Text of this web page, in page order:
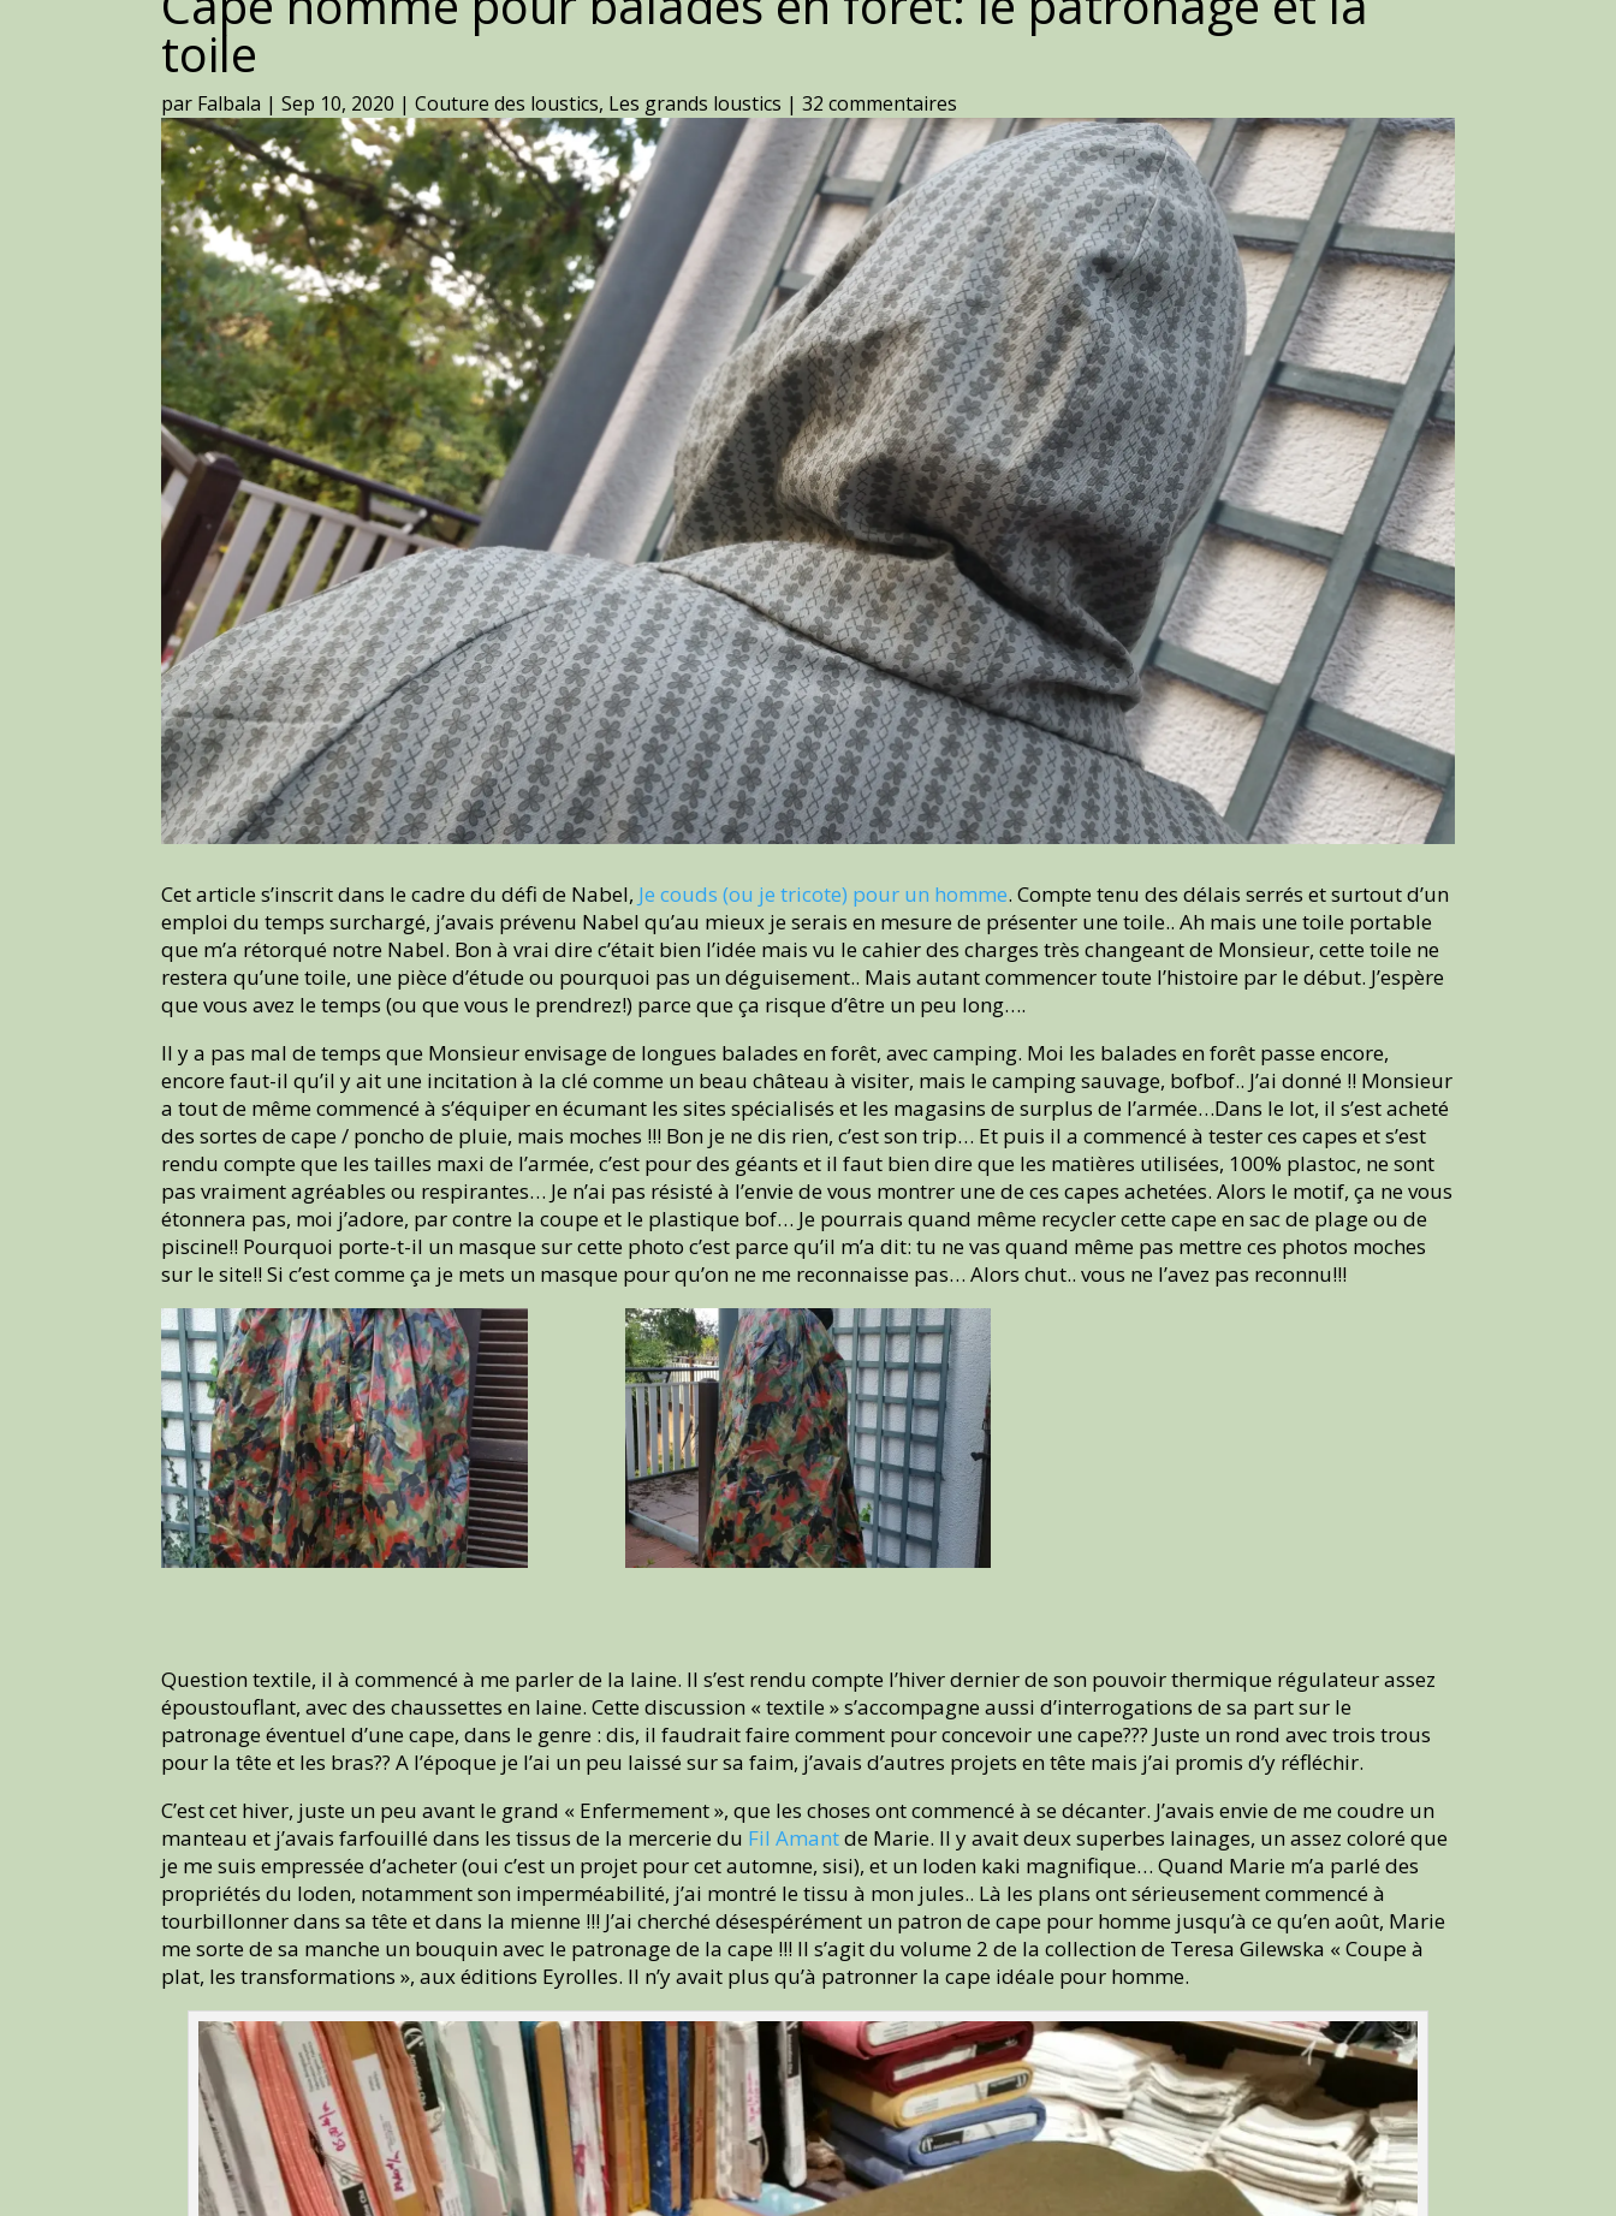
toile
par Falbala |Sep 10, 2020 |Couture des loustics, Les grands loustics |32 commentaires
Cet article s’inscrit dans le cadre du défi de Nabel, Je couds (ou je tricote) pour un homme. Compte tenu des délais serrés et surtout d’un
emploi du temps surchargé, j’avais prévenu Nabel qu’au mieux je serais en mesure de présenter une toile.. Ah mais une toile portable
que m’a rétorqué notre Nabel. Bon à vrai dire c’était bien l’idée mais vu le cahier des charges très changeant de Monsieur, cette toile ne
restera qu’une toile, une pièce d’étude ou pourquoi pas un déguisement.. Mais autant commencer toute l’histoire par le début. J’espère
que vous avez le temps (ou que vous le prendrez!) parce que ça risque d’être un peu long….
Il y a pas mal de temps que Monsieur envisage de longues balades en forêt, avec camping. Moi les balades en forêt passe encore,
encore faut-il qu’il y ait une incitation à la clé comme un beau château à visiter, mais le camping sauvage, bofbof.. J’ai donné !! Monsieur
a tout de même commencé à s’équiper en écumant les sites spécialisés et les magasins de surplus de l’armée…Dans le lot, il s’est acheté
des sortes de cape / poncho de pluie, mais moches !!! Bon je ne dis rien, c’est son trip… Et puis il a commencé à tester ces capes et s’est
rendu compte que les tailles maxi de l’armée, c’est pour des géants et il faut bien dire que les matières utilisées, 100% plastoc, ne sont
pas vraiment agréables ou respirantes… Je n’ai pas résisté à l’envie de vous montrer une de ces capes achetées. Alors le motif, ça ne vous
étonnera pas, moi j’adore, par contre la coupe et le plastique bof… Je pourrais quand même recycler cette cape en sac de plage ou de
piscine!! Pourquoi porte-t-il un masque sur cette photo c’est parce qu’il m’a dit: tu ne vas quand même pas mettre ces photos moches
sur le site!! Si c’est comme ça je mets un masque pour qu’on ne me reconnaisse pas… Alors chut.. vous ne l’avez pas reconnu!!!
Question textile, il à commencé à me parler de la laine. Il s’est rendu compte l’hiver dernier de son pouvoir thermique régulateur assez
époustouflant, avec des chaussettes en laine. Cette discussion « textile » s’accompagne aussi d’interrogations de sa part sur le
patronage éventuel d’une cape, dans le genre : dis, il faudrait faire comment pour concevoir une cape??? Juste un rond avec trois trous
pour la tête et les bras?? A l’époque je l’ai un peu laissé sur sa faim, j’avais d’autres projets en tête mais j’ai promis d’y réfléchir.
C’est cet hiver, juste un peu avant le grand « Enfermement », que les choses ont commencé à se décanter. J’avais envie de me coudre un
manteau et j’avais farfouillé dans les tissus de la mercerie du Fil Amantde Marie. Il y avait deux superbes lainages, un assez coloré que
je me suis empressée d’acheter (oui c’est un projet pour cet automne, sisi), et un loden kaki magnifique… Quand Marie m’a parlé des
propriétés du loden, notamment son imperméabilité, j’ai montré le tissu à mon jules.. Là les plans ont sérieusement commencé à
tourbillonner dans sa tête et dans la mienne !!! J’ai cherché désespérément un patron de cape pour homme jusqu’à ce qu’en août, Marie
me sorte de sa manche un bouquin avec le patronage de la cape !!! Il s’agit du volume 2 de la collection de Teresa Gilewska « Coupe à
plat, les transformations », aux éditions Eyrolles. Il n’y avait plus qu’à patronner la cape idéale pour homme.